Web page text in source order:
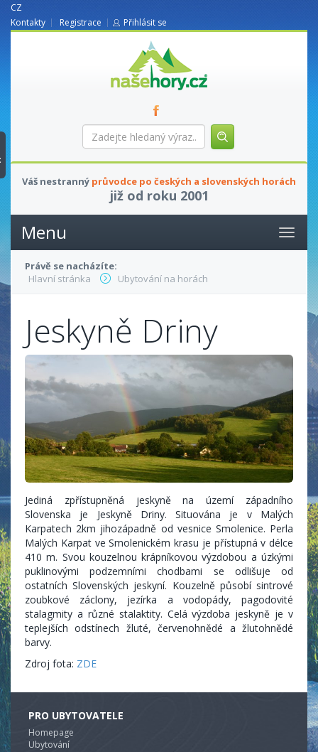
CZ
Kontakty
Registrace Přihlásit se
nasehory.cz
Zadejte
hledaný
Váš nestranný průvodce po českých a slovenských horách
již od roku 2001
Menu
Právě se nacházíte:
Hlavní stránka
Ubytování na horách
Jeskyně Driny
Jediná zpřístupněná jeskyně na území západního
Slovenska je Jeskyně Driny. Situována je v Malých
Karpatech 2km jihozápadně od vesnice Smolenice. Perla
Malých Karpat ve Smolenickém krasu je přístupná v délce
410 m. Svou kouzelnou krápníkovou výzdobou a úzkými
puklinovými podzemními chodbami se odlišuje od
ostatních Slovenských jeskyní. Kouzelně působí sintrové
zoubkové záclony, jezírka a vodopády, pagodovité
stalagmity a různé stalaktity. Celá výzdoba jeskyně je v
teplejších odstínech žluté, červenohnědé a žlutohnědé
barvy.
Zdroj fota: ZDE
PRO UBYTOVATELE
Homepage
Ubytování